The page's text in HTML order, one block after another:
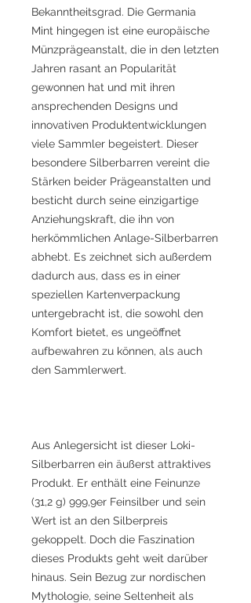
Bekanntheitsgrad. Die Germania
Mint hingegen ist eine europäische
Münzprägeanstalt, die in den letzten
Jahren rasant an Popularität
gewonnen hat und mit ihren
ansprechenden Designs und
innovativen Produktentwicklungen
viele Sammler begeistert. Dieser
besondere Silberbarren vereint die
Stärken beider Prägeanstalten und
besticht durch seine einzigartige
Anziehungskraft, die ihn von
herkömmlichen Anlage-Silberbarren
abhebt. Es zeichnet sich außerdem
dadurch aus, dass es in einer
speziellen Kartenverpackung
untergebracht ist, die sowohl den
Komfort bietet, es ungeöffnet
aufbewahren zu können, als auch
den Sammlerwert.
Aus Anlegersicht ist dieser Loki-
Silberbarren ein äußerst attraktives
Produkt. Er enthält eine Feinunze
(31,2 g) 999,9er Feinsilber und sein
Wert ist an den Silberpreis
gekoppelt. Doch die Faszination
dieses Produkts geht weit darüber
hinaus. Sein Bezug zur nordischen
Mythologie, seine Seltenheit als